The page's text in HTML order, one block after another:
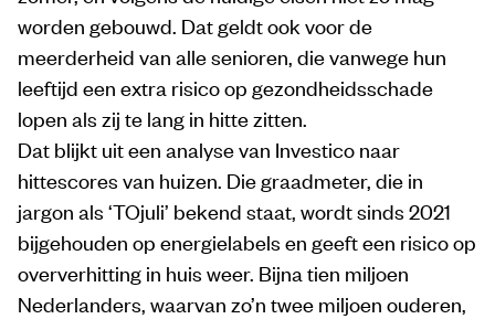
worden gebouwd. Dat geldt ook voor de
meerderheid van alle senioren, die vanwege hun
leeftijd een extra risico op gezondheidsschade
lopen als zij te lang in hitte zitten.
Dat blijkt uit een analyse van Investico naar
hittescores van huizen. Die graadmeter, die in
jargon als ‘TOjuli’ bekend staat, wordt sinds 2021
bijgehouden op energielabels en geeft een risico op
oververhitting in huis weer. Bijna tien miljoen
Nederlanders, waarvan zo’n twee miljoen ouderen,